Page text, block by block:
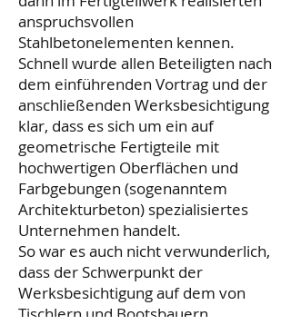
anspruchsvollen
Stahlbetonelementen kennen.
Schnell wurde allen Beteiligten nach
dem einführenden Vortrag und der
anschließenden Werksbesichtigung
klar, dass es sich um ein auf
geometrische Fertigteile mit
hochwertigen Oberflächen und
Farbgebungen (sogenanntem
Architekturbeton) spezialisiertes
Unternehmen handelt.
So war es auch nicht verwunderlich,
dass der Schwerpunkt der
Werksbesichtigung auf dem von
Tischlern und Bootsbauern